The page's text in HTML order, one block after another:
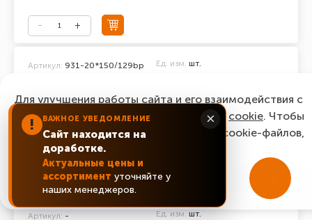
резьба М20*150 кл.пр. 12.9 б/п
Артикул: 931-20*150/129bp Ед. изм. шт.
последняя цена:
493.92 ₽
Уточнить цену
Артикул: - Ед. изм. шт.
! ВАЖНОЕ УВЕДОМЛЕНИЕ
Сайт находится на
доработке.
Актуальные цены и
ассортимент уточняйте у
наших менеджеров.
×
Для улучшения работы сайта и его взаимодействия с
пользователями мы используем файлы cookie. Чтобы
согласиться с нашим использованием cookie-файлов,
нажмите “Ок, понятно!”
ОК, понятно!